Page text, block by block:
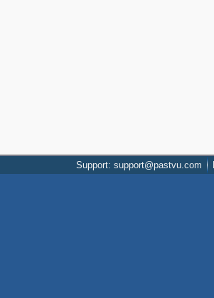
Support: support@pastvu.com